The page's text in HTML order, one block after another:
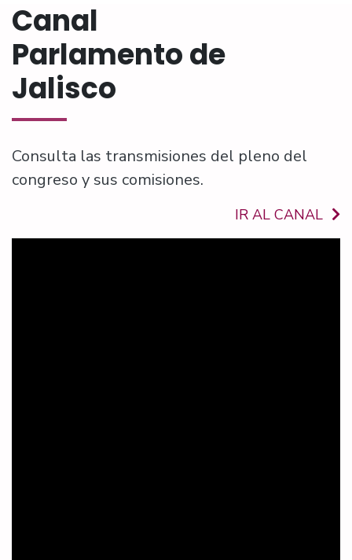
Canal
Parlamento de
Jalisco
Consulta las transmisiones del pleno del
congreso y sus comisiones.
IR AL CANAL